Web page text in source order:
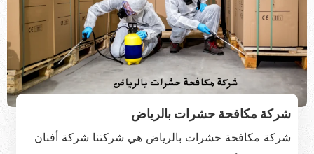
شركة مكافحة حشرات بالرياض
شركة مكافحة حشرات بالرياض هي شركتنا شركة أفنان